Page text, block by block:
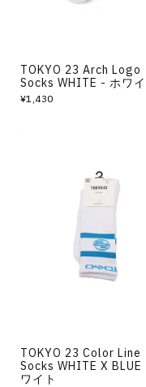
TOKYO 23 Arch Logo
Socks WHITE - ホワイ
¥1,430
TOKYO 23 Color Line
Socks WHITE X BLUE
ワイト